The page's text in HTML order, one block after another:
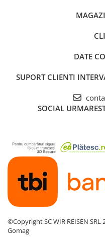
DATE
SUPORT CLIENTI
SOCIAL
©Copyright SC WIR REISEN SRL
Gomag